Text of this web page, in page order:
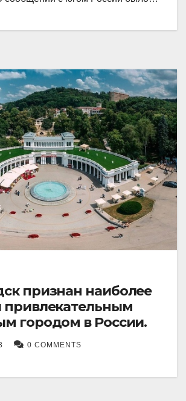
признан наиболее
привлекательным
городом в России.
0 COMMENTS